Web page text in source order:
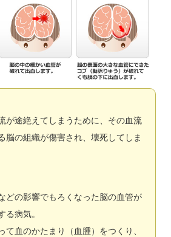
が途絶えてしまうために、その血流
脳の組織が傷害され、壊死してしま
どの影響でもろくなった脳の血管が
る病気。
て血のかたまり（血腫）をつくり、